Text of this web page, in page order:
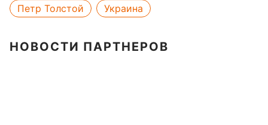
Петр Толстой
Украина
НОВОСТИ ПАРТНЕРОВ